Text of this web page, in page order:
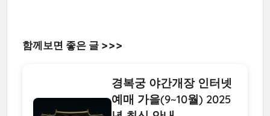
함께보면 좋은 글 >>>
경복궁 야간개장 인터넷
예매 가을(9~10월) 2025